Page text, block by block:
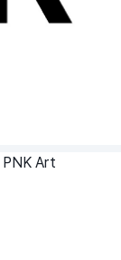
PNK Art